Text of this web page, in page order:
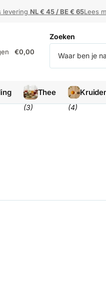
levering NL € 45 / BE € 65Lees
levering NL € 45 / BE € 65
Zoeken
€0,00
Thee
(3) (4)